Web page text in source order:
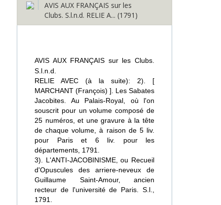
AVIS AUX FRANÇAIS sur les
Clubs. S.l.n.d. RELIE A... (1791)
AVIS AUX FRANÇAIS sur les Clubs.
S.l.n.d.
RELIE AVEC (à la suite): 2). [
MARCHANT (François) ]. Les Sabates
Jacobites. Au Palais-Royal, où l'on
souscrit pour un volume composé de
25 numéros, et une gravure à la tête
de chaque volume, à raison de 5 liv.
pour Paris et 6 liv. pour les
départements, 1791.
3). L'ANTI-JACOBINISME, ou Recueil
d'Opuscules des arriere-neveux de
Guillaume Saint-Amour, ancien
recteur de l'université de Paris. S.l.,
1791.